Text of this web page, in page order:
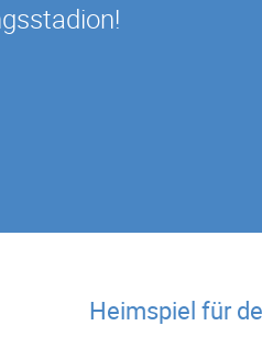
Heimspiel für